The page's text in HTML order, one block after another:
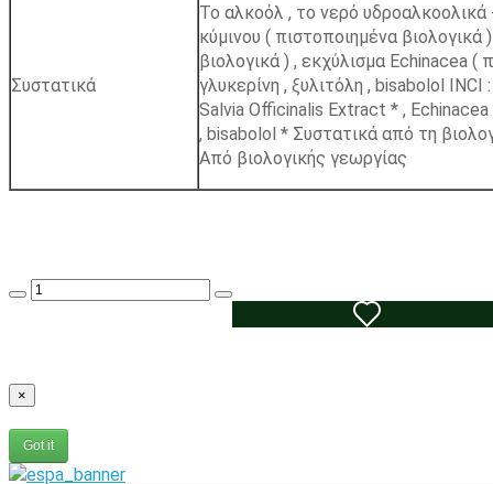
Συστατικά
Το αλκοόλ , το νερό υδροαλκοολικά
κύμινου ( πιστοποιημένα
βιολογικά ) , εκχύλισμα Echinacea (
γλυκερίνη , ξυλιτόλη , bisabolol
Salvia Officinalis Extract * ,
, bisabolol * Συστατικά από τη
Από βιολογικής γεωργίας
×
Got it